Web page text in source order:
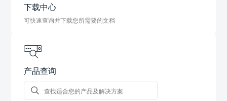
下载中心
可快速查询并下载您所需要的文档
产品查询